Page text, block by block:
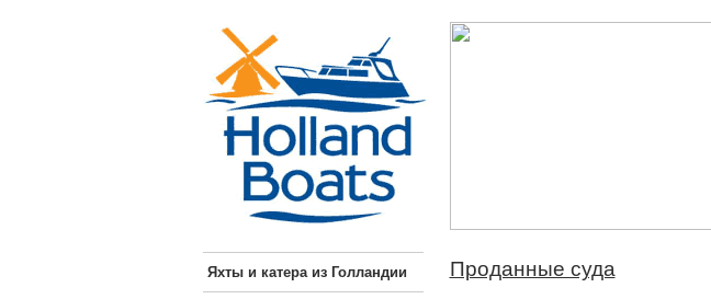
Яхты и катера из Голландии
Проданные суда